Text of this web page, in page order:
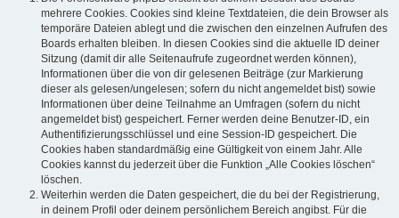
mehrere Cookies. Cookies sind kleine Textdateien, die dein Browser als
temporäre Dateien ablegt und die zwischen den einzelnen Aufrufen des
Boards erhalten bleiben. In diesen Cookies sind die aktuelle ID deiner
Sitzung (damit dir alle Seitenaufrufe zugeordnet werden können),
Informationen über die von dir gelesenen Beiträge (zur Markierung
dieser als gelesen/ungelesen; sofern du nicht angemeldet bist) sowie
Informationen über deine Teilnahme an Umfragen (sofern du nicht
angemeldet bist) gespeichert. Ferner werden deine Benutzer-ID, ein
Authentifizierungsschlüssel und eine Session-ID gespeichert. Die
Cookies haben standardmäßig eine Gültigkeit von einem Jahr. Alle
Cookies kannst du jederzeit über die Funktion „Alle Cookies löschen“
löschen.
Weiterhin werden die Daten gespeichert, die du bei der Registrierung,
in deinem Profil oder deinem persönlichem Bereich angibst. Für die